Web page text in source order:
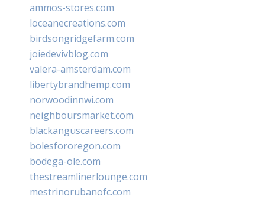
ammos-stores.com
loceanecreations.com
birdsongridgefarm.com
joiedevivblog.com
valera-amsterdam.com
libertybrandhemp.com
norwoodinnwi.com
neighboursmarket.com
blackanguscareers.com
bolesfororegon.com
bodega-ole.com
thestreamlinerlounge.com
mestrinorubanofc.com